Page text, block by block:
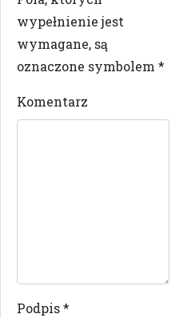
wypełnienie jest
wymagane, są
oznaczone symbolem *
Komentarz
Podpis*